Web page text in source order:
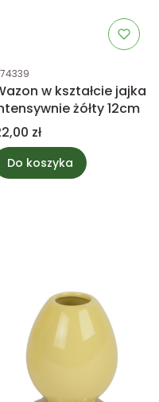
produktu
w kształcie jajka
żółty 12cm
zł
Do koszyka